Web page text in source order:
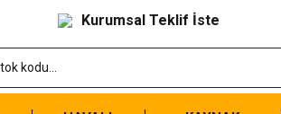
Kurumsal Teklif İste